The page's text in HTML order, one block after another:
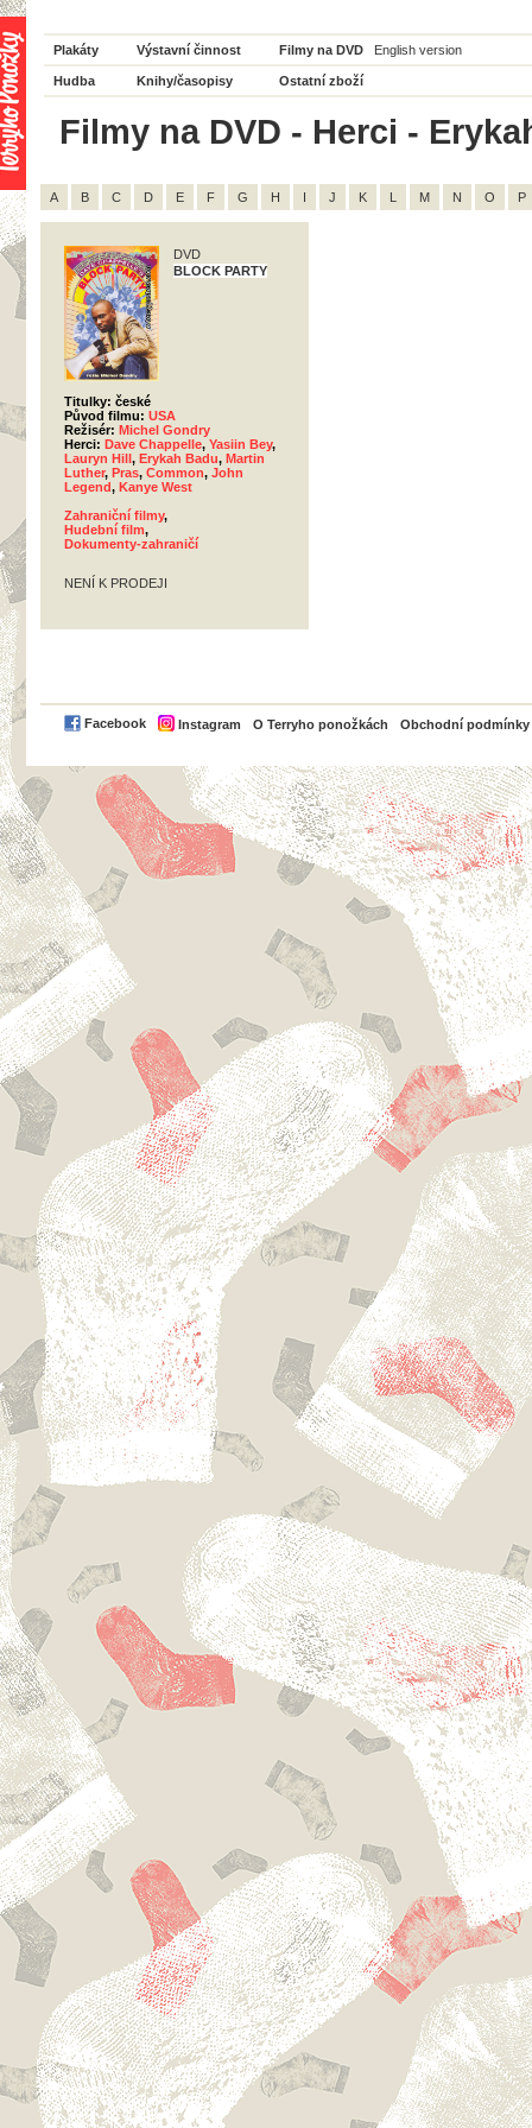
Plakáty Výstavní činnost Filmy na DVD English version
Hudba Knihy/časopisy Ostatní zboží
Filmy na DVD - Herci -
A B C D E F G H I J K L M N O P
DVD
BLOCK PARTY
Titulky: české
Původ filmu: USA
Režisér: Michel Gondry
Herci: Dave Chappelle, Yasiin Bey,
Lauryn Hill, Erykah Badu, Martin
Luther, Pras, Common, John
Legend, Kanye West
Zahraniční filmy,
Hudební film,
Dokumenty-zahraničí
NENÍ K PRODEJI
Facebook Instagram O Terryho ponožkách Obchodní podmínky
PayPal